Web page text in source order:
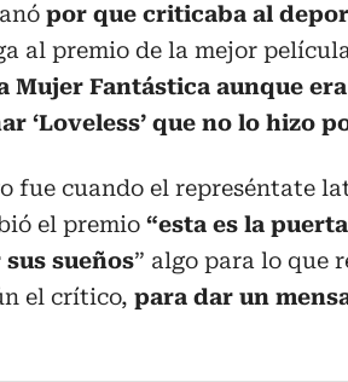
por que criticaba al
al premio de la mejor
Mujer Fantástica aunque
‘Loveless’ que no lo hizo
fue cuando el represéntate
el premio “esta es la
sueños” algo para lo que
el crítico, para dar un